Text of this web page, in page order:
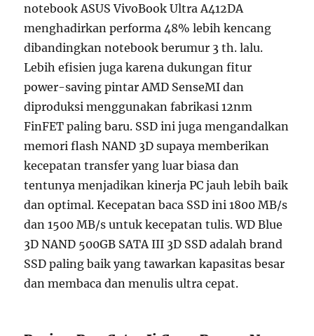
notebook ASUS VivoBook Ultra A412DA
menghadirkan performa 48% lebih kencang
dibandingkan notebook berumur 3 th. lalu.
Lebih efisien juga karena dukungan fitur
power-saving pintar AMD SenseMI dan
diproduksi menggunakan fabrikasi 12nm
FinFET paling baru. SSD ini juga mengandalkan
memori flash NAND 3D supaya memberikan
kecepatan transfer yang luar biasa dan
tentunya menjadikan kinerja PC jauh lebih baik
dan optimal. Kecepatan baca SSD ini 1800 MB/s
dan 1500 MB/s untuk kecepatan tulis. WD Blue
3D NAND 500GB SATA III 3D SSD adalah brand
SSD paling baik yang tawarkan kapasitas besar
dan membaca dan menulis ultra cepat.